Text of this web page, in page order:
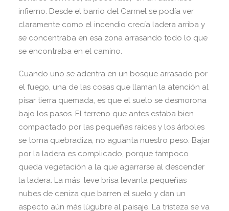
infierno. Desde el barrio del Carmel se podía ver
claramente como el incendio crecía ladera arriba y
se concentraba en esa zona arrasando todo lo que
se encontraba en el camino.
Cuando uno se adentra en un bosque arrasado por
el fuego, una de las cosas que llaman la atención al
pisar tierra quemada, es que el suelo se desmorona
bajo los pasos. El terreno que antes estaba bien
compactado por las pequeñas raíces y los árboles
se torna quebradiza, no aguanta nuestro peso. Bajar
por la ladera es complicado, porque tampoco
queda vegetación a la que agarrarse al descender
la ladera. La más leve brisa levanta pequeñas
nubes de ceniza que barren el suelo y dan un
aspecto aún más lúgubre al paisaje. La tristeza se va